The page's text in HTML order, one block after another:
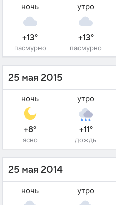
ночь
+13°
пасмурно
утро
+13°
пасмурно
25 мая 2015
ночь
+8°
ясно
утро
+11°
дождь
25 мая 2014
ночь утро